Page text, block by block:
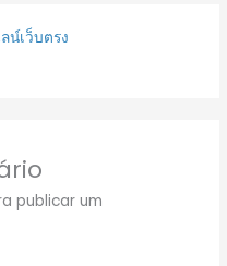
น์เว็บตรง
publicar um